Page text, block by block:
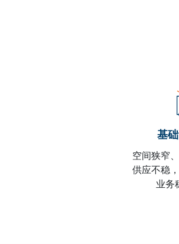
基
空间狭窄
供应不稳
业务